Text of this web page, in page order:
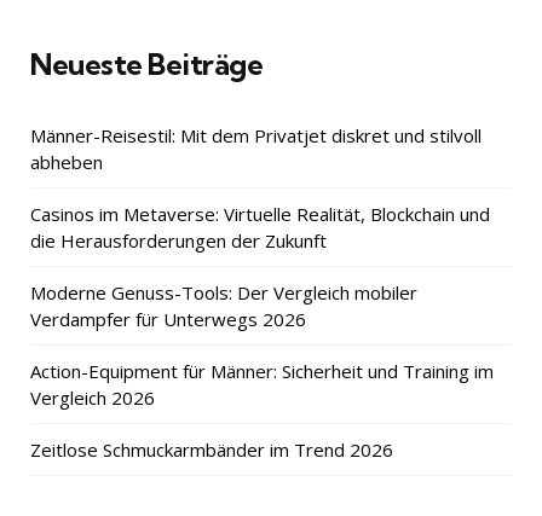
Neueste Beiträge
Männer-Reisestil: Mit dem Privatjet diskret und stilvoll
abheben
Casinos im Metaverse: Virtuelle Realität, Blockchain und
die Herausforderungen der Zukunft
Moderne Genuss-Tools: Der Vergleich mobiler
Verdampfer für Unterwegs 2026
Action-Equipment für Männer: Sicherheit und Training im
Vergleich 2026
Zeitlose Schmuckarmbänder im Trend 2026